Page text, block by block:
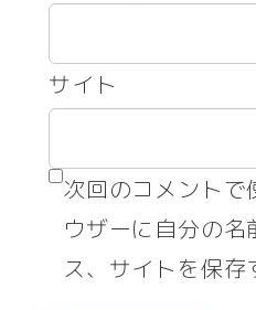
サイト
次回のコメントで
ウザーに自分の
ス、サイトを保存